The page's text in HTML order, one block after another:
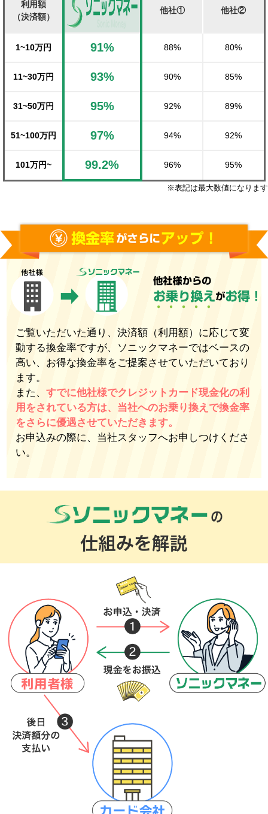
利用額
（決済額）
他社① 他社②
1~10万円 91% 88% 80%
11~30万円 93% 90% 85%
31~50万円 95% 92% 89%
51~100万円 97% 94% 92%
101万円~ 99.2% 96% 95%
※表記は最大数値になります
ご覧いただいた通り、決済額（利用額）に応じて変
動する換金率ですが、ソニックマネーではベースの
高い、お得な換金率をご提案させていただいており
ます。
また、すでに他社様でクレジットカード現金化の利
用をされている方は、当社へのお乗り換えで換金率
をさらに優遇させていただきます。
お申込みの際に、当社スタッフへお申しつけくださ
い。